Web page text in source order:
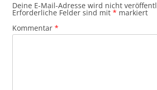
Deine E-Mail-Adresse wird nicht
Erforderliche Felder sind mit * markiert
Kommentar *